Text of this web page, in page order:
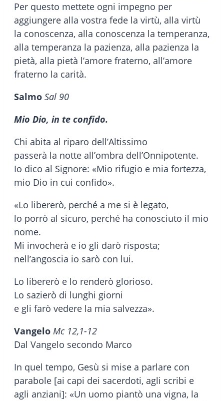
Per questo mettete ogni impegno per
aggiungere alla vostra fede la virtù, alla virtù
la conoscenza, alla conoscenza la temperanza,
alla temperanza la pazienza, alla pazienza la
pietà, alla pietà l’amore fraterno, all’amore
fraterno la carità.
Salmo Sal 90
Mio Dio, in te confido.
Chi abita al riparo dell’Altissimo
passerà la notte all’ombra dell’Onnipotente.
Io dico al Signore: «Mio rifugio e mia fortezza,
mio Dio in cui confido».
«Lo libererò, perché a me si è legato,
lo porrò al sicuro, perché ha conosciuto il mio
nome.
Mi invocherà e io gli darò risposta;
nell’angoscia io sarò con lui.
Lo libererò e lo renderò glorioso.
Lo sazierò di lunghi giorni
e gli farò vedere la mia salvezza».
Vangelo Mc 12,1-12
Dal Vangelo secondo Marco
In quel tempo, Gesù si mise a parlare con
parabole [ai capi dei sacerdoti, agli scribi e
agli anziani]: «Un uomo piantò una vigna, la